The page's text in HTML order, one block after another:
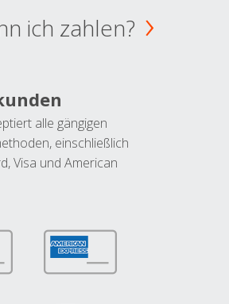
ich zahlen?
alle gängigen
einschließlich
Visa und American